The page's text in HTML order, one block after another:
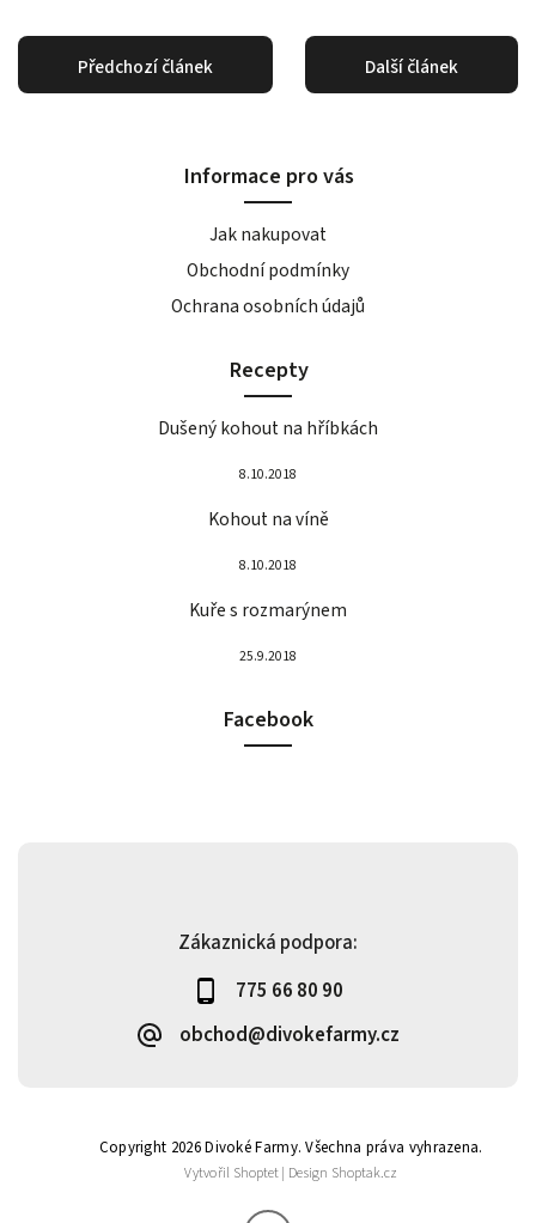
Předchozí článek Další článek
Zákaznická podpora:
775 66 80 90
obchod@divokefarmy.cz
Informace pro vás
Jak nakupovat
Obchodní podmínky
Ochrana osobních údajů
Recepty
Dušený kohout na hříbkách
8.10.2018
Kohout na víně
8.10.2018
Kuře s rozmarýnem
25.9.2018
Facebook
Copyright 2026Divoké Farmy. Všechna práva vyhrazena.
Vytvořil Shoptet| Design Shoptak.cz